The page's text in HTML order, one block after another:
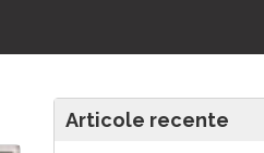
Articole recente